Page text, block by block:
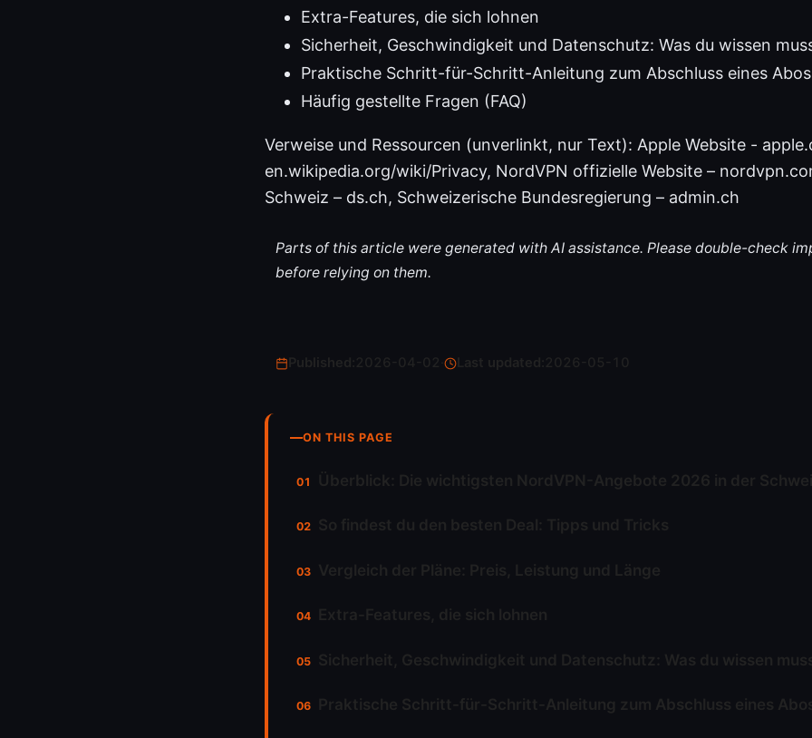
Extra-Features, die sich lohnen
Sicherheit, Geschwindigkeit und Datenschutz: Was du wissen
Praktische Schritt-für-Schritt-Anleitung zum Abschluss eines Abos
Häufig gestellte Fragen (FAQ)
Verweise und Ressourcen (unverlinkt, nur Text): Apple Website -
en.wikipedia.org/wiki/Privacy, NordVPN offizielle Website –
Schweiz – ds.ch, Schweizerische Bundesregierung – admin.ch
Parts of this article were generated with AI assistance. Please double-check
before relying on them.
Last updated:
ON THIS PAGE